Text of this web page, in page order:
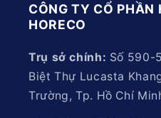
CÔNG TY CỔ PHẦN
HORECO
Trụ sở chính: Số 590-
Biệt Thự Lucasta
Trường, Tp. Hồ Chí